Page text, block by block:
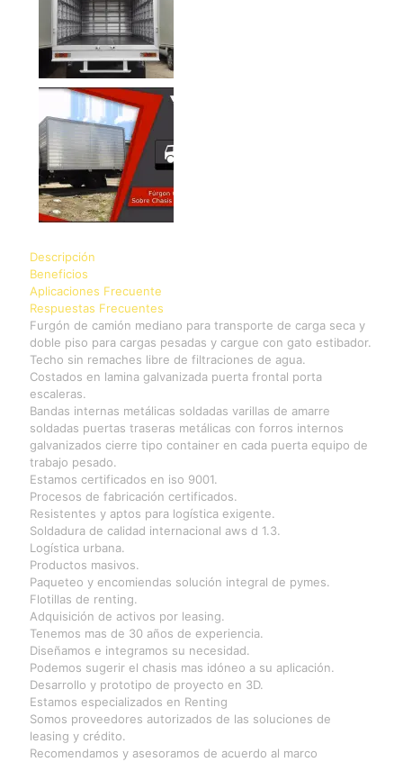
Descripción
Beneficios
Aplicaciones Frecuente
Respuestas Frecuentes
Furgón de camión mediano para transporte de carga seca y
doble piso para cargas pesadas y cargue con gato estibador.
Techo sin remaches libre de filtraciones de agua.
Costados en lamina galvanizada puerta frontal porta
escaleras.
Bandas internas metálicas soldadas varillas de amarre
soldadas puertas traseras metálicas con forros internos
galvanizados cierre tipo container en cada puerta equipo de
trabajo pesado.
Estamos certificados en iso 9001.
Procesos de fabricación certificados.
Resistentes y aptos para logística exigente.
Soldadura de calidad internacional aws d 1.3.
Logística urbana.
Productos masivos.
Paqueteo y encomiendas solución integral de pymes.
Flotillas de renting.
Adquisición de activos por leasing.
Tenemos mas de 30 años de experiencia.
Diseñamos e integramos su necesidad.
Podemos sugerir el chasis mas idóneo a su aplicación.
Desarrollo y prototipo de proyecto en 3D.
Estamos especializados en Renting
Somos proveedores autorizados de las soluciones de
leasing y crédito.
Recomendamos y asesoramos de acuerdo al marco